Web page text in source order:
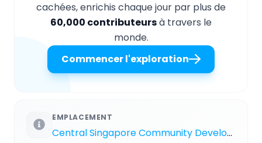
cachées, enrichis chaque jour par plus de
60,000 contributeursà travers le
monde.
Commencer l'exploration
EMPLACEMENT
Central Singapore Community Development Council